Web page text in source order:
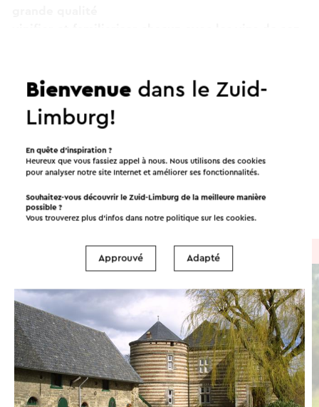
et de l'entretien des plantes à la vinification et à
la mise en bouteille.
de traduction en ligne.
Itinéraires dans les environs
Promenades Cyclisme
Cyclisme sur gravier
Bienvenuedans le Zuid-
Limburg!
En quête d’inspiration ?
Heureux que vous fassiez appel à nous. Nous utilisons des cookies
pour analyser notre site Internet et améliorer ses fonctionnalités.
Souhaitez-vous découvrir le Zuid-Limburg de la meilleure manière
possible ?
Vous trouverez plus d’infos dans notre politique sur lescookies.
Approuvé Adapté